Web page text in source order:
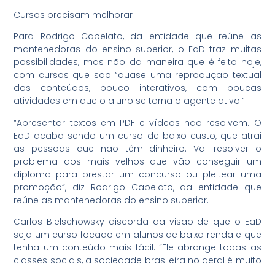
Cursos precisam melhorar
Para Rodrigo Capelato, da entidade que reúne as
mantenedoras do ensino superior, o EaD traz muitas
possibilidades, mas não da maneira que é feito hoje,
com cursos que são “quase uma reprodução textual
dos conteúdos, pouco interativos, com poucas
atividades em que o aluno se torna o agente ativo.”
“Apresentar textos em PDF e vídeos não resolvem. O
EaD acaba sendo um curso de baixo custo, que atrai
as pessoas que não têm dinheiro. Vai resolver o
problema dos mais velhos que vão conseguir um
diploma para prestar um concurso ou pleitear uma
promoção”, diz Rodrigo Capelato, da entidade que
reúne as mantenedoras do ensino superior.
Carlos Bielschowsky discorda da visão de que o EaD
seja um curso focado em alunos de baixa renda e que
tenha um conteúdo mais fácil. “Ele abrange todas as
classes sociais, a sociedade brasileira no geral é muito